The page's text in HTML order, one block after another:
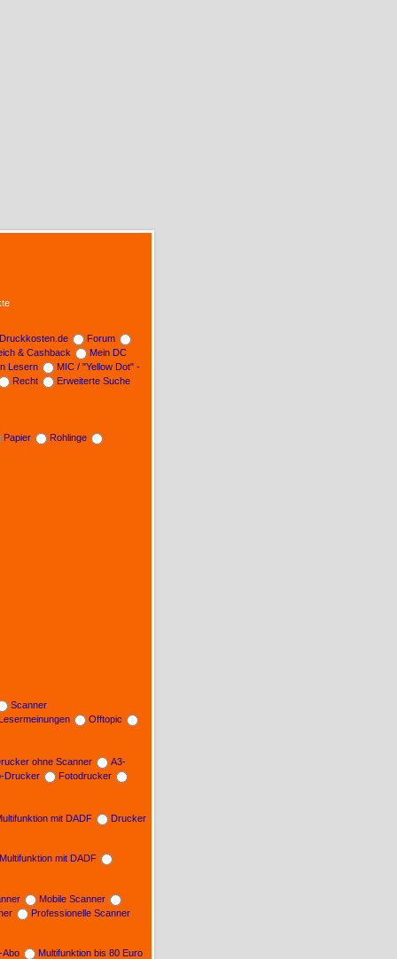
Druckkosten.de
Forum
& Cashback
Mein DC
Lesern
MIC / "Yellow Dot" -
Recht
Erweiterte Suche
Papier
Rohlinge
Scanner
Offtopic
ohne Scanner
A3-
Drucker
Fotodrucker
mit DADF
Drucker
Multifunktion mit DADF
Mobile Scanner
Professionelle Scanner
Abo
Multifunktion bis 80 Euro